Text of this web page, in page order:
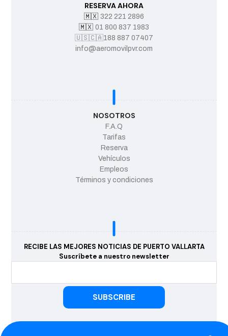
RESERVA AHORA
🇲🇽 322 221 2896
🇲🇽 01 800 837 1983
🇺🇸🇨🇦188 887 07407
info@aeromovilpvr.com
NOSOTROS
F.A.Q
Tarifas
Reserva
Vehículos
Empleos
Términos y condiciones
RECIBE LAS MEJORES NOTICIAS DE PUERTO VALLARTA
Suscríbete a nuestro newsletter